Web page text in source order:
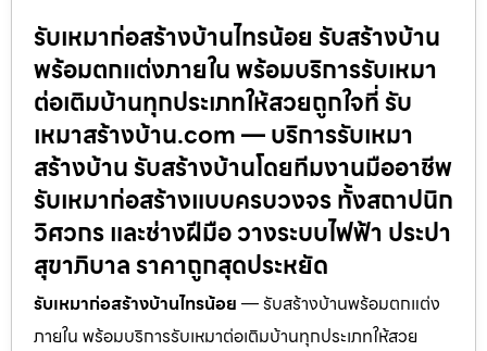
รับเหมาก่อสร้างบ้านไทรน้อย รับสร้างบ้าน
พร้อมตกแต่งภายใน พร้อมบริการรับเหมา
ต่อเติมบ้านทุกประเภทให้สวยถูกใจที่ รับ
เหมาสร้างบ้าน.com — บริการรับเหมา
สร้างบ้าน รับสร้างบ้านโดยทีมงานมืออาชีพ
รับเหมาก่อสร้างแบบครบวงจร ทั้งสถาปนิก
วิศวกร และช่างฝีมือ วางระบบไฟฟ้า ประปา
สุขาภิบาล ราคาถูกสุดประหยัด
รับเหมาก่อสร้างบ้านไทรน้อย — รับสร้างบ้านพร้อมตกแต่ง
ภายใน พร้อมบริการรับเหมาต่อเติมบ้านทุกประเภทให้สวย